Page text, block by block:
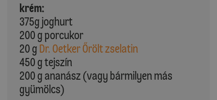
krém:
375g joghurt
200 g porcukor
20 g Dr. Oetker Őrölt zselatin
450 g tejszín
200 g ananász (vagy bármilyen más
gyümölcs)